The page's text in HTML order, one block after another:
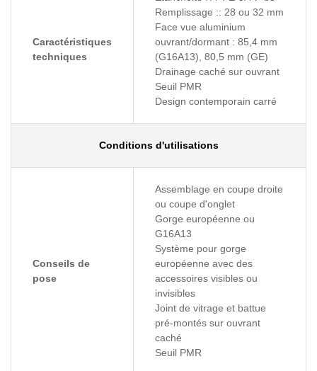
Caractéristiques
techniques
Remplissage :: 28 ou 32 mm
Face vue aluminium
ouvrant/dormant : 85,4 mm
(G16A13), 80,5 mm (GE)
Drainage caché sur ouvrant
Seuil PMR
Design contemporain carré
Conditions d'utilisations
Conseils de
pose
Assemblage en coupe droite
ou coupe d'onglet
Gorge européenne ou
G16A13
Système pour gorge
européenne avec des
accessoires visibles ou
invisibles
Joint de vitrage et battue
pré-montés sur ouvrant
caché
Seuil PMR